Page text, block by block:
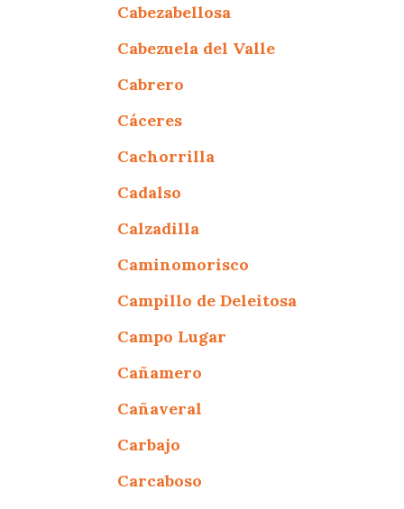
Cabezabellosa
Cabezuela del Valle
Cabrero
Cáceres
Cachorrilla
Cadalso
Calzadilla
Caminomorisco
Campillo de Deleitosa
Campo Lugar
Cañamero
Cañaveral
Carbajo
Carcaboso